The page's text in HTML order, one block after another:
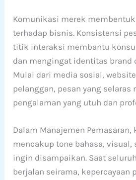
Komunikasi merek
terhadap bisnis. Konsistensi
titik interaksi membantu
dan mengingat identitas brand
Mulai dari media sosial,
pelanggan, pesan yang selaras
pengalaman yang utuh dan
Dalam Manajemen Pemasaran,
mencakup tone bahasa, visual,
ingin disampaikan. Saat
berjalan seirama, kepercayaan